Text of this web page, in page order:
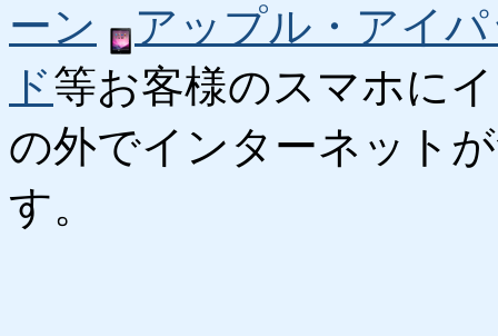
ーン
アップル・アイ
ド等お客様のスマホに
の外でインターネット
す。